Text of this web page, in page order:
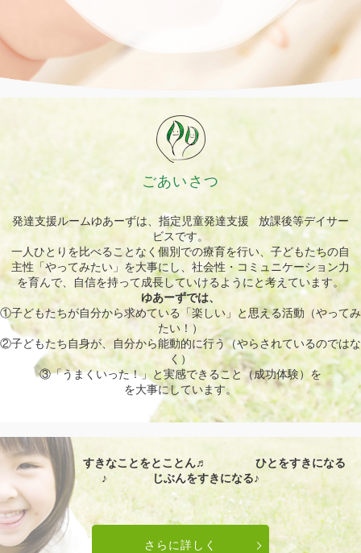
ごあいさつ
発達支援ルームゆあーずは、指定児童発達支援 放課後等デイサー
ビスです。
一人ひとりを比べることなく個別での療育を行い、子どもたちの自
主性「やってみたい」を大事にし、社会性・コミュニケーション力
を育んで、自信を持って成長していけるようにと考えています。
ゆあーずでは、
①子どもたちが自分から求めている「楽しい」と思える活動（やってみ
たい！）
②子どもたち自身が、自分から能動的に行う（やらされているのではな
く）
③「うまくいった！」と実感できること（成功体験）を
を大事にしています。
すきなことをとことん♬
ひとをすきになる
♪ じぶんをすきになる♪
さらに詳しく